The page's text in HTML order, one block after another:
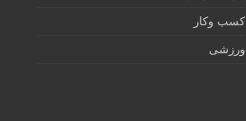
کسب وکار
ورزشی